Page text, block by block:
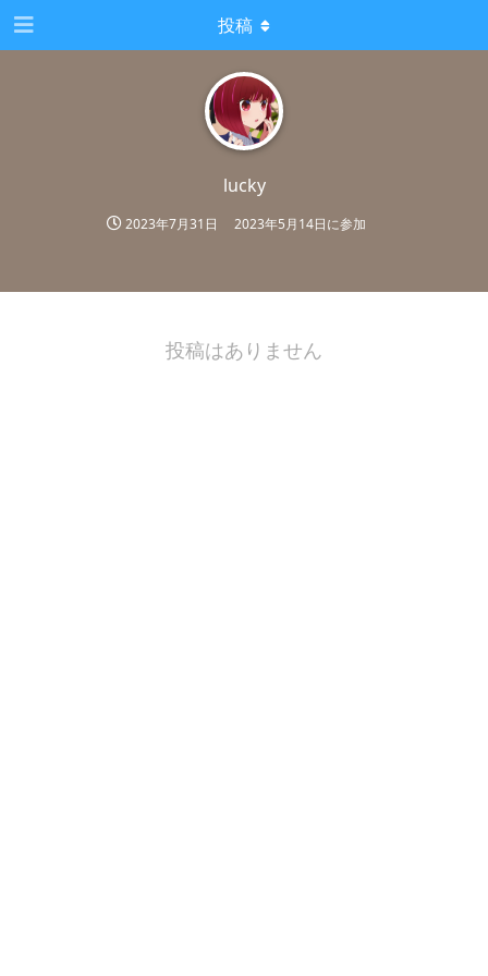
lucky
2023年7月31日 2023年5月14日に参加
投稿
投稿はありません